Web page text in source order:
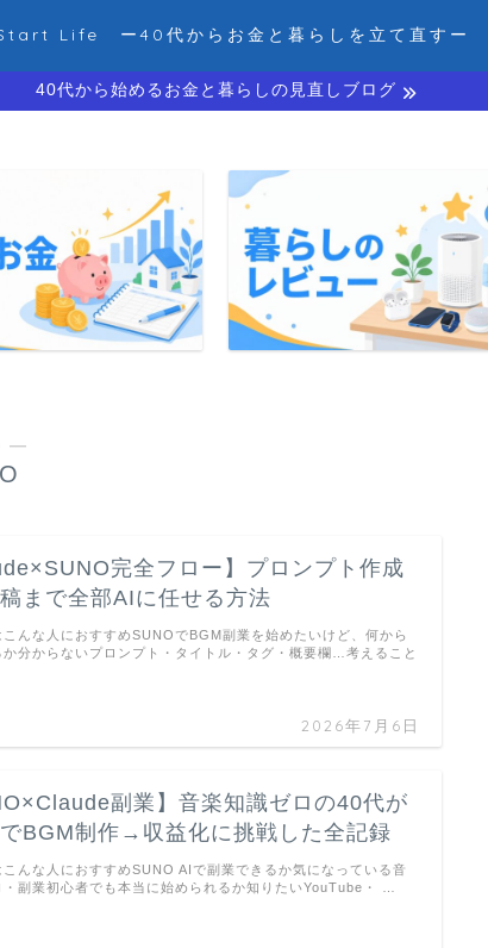
Life ー40代からお金と暮らしを立て直すー
40代から始めるお金と暮らしの見直しブログ
―
完全フロー】プロンプト作成
まで全部AIに任せる方法
2026年7月6日
こんな人におすすめSUNOでBGM副業を始めたいけど、何から
か分からないプロンプト・タイトル・タグ・概要欄…考えること
副業】音楽知識ゼロの40代が
BGM制作→収益化に挑戦した全記録
こんな人におすすめSUNO AIで副業できるか気になっている音
・副業初心者でも本当に始められるか知りたいYouTube・ …